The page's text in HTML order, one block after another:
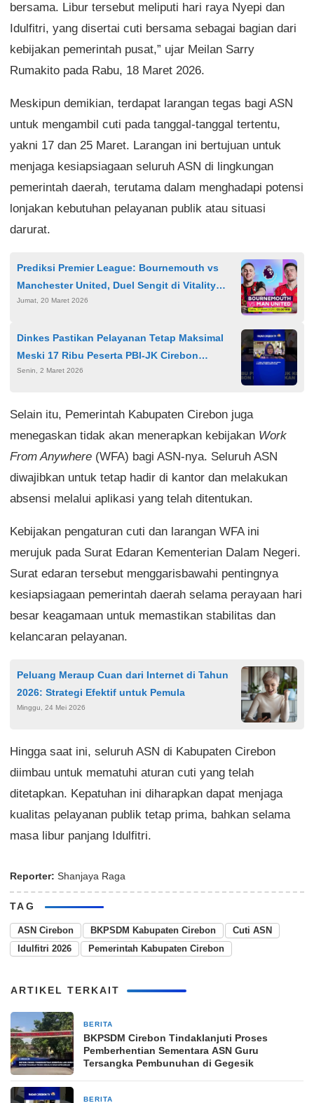
bersama. Libur tersebut meliputi hari raya Nyepi dan
Idulfitri, yang disertai cuti bersama sebagai bagian dari
kebijakan pemerintah pusat,” ujar Meilan Sarry
Rumakito pada Rabu, 18 Maret 2026.
Meskipun demikian, terdapat larangan tegas bagi ASN
untuk mengambil cuti pada tanggal-tanggal tertentu,
yakni 17 dan 25 Maret. Larangan ini bertujuan untuk
menjaga kesiapsiagaan seluruh ASN di lingkungan
pemerintah daerah, terutama dalam menghadapi potensi
lonjakan kebutuhan pelayanan publik atau situasi
darurat.
Prediksi Premier League: Bournemouth vs
Manchester United, Duel Sengit di Vitality
Stadium Berpotensi Hujan Gol
Jumat, 20 Maret 2026
Dinkes Pastikan Pelayanan Tetap Maksimal
Meski 17 Ribu Peserta PBI-JK Cirebon
Dinonaktifkan
Senin, 2 Maret 2026
Selain itu, Pemerintah Kabupaten Cirebon juga
menegaskan tidak akan menerapkan kebijakan Work
From Anywhere (WFA) bagi ASN-nya. Seluruh ASN
diwajibkan untuk tetap hadir di kantor dan melakukan
absensi melalui aplikasi yang telah ditentukan.
Kebijakan pengaturan cuti dan larangan WFA ini
merujuk pada Surat Edaran Kementerian Dalam Negeri.
Surat edaran tersebut menggarisbawahi pentingnya
kesiapsiagaan pemerintah daerah selama perayaan hari
besar keagamaan untuk memastikan stabilitas dan
kelancaran pelayanan.
Peluang Meraup Cuan dari Internet di Tahun
2026: Strategi Efektif untuk Pemula
Minggu, 24 Mei 2026
Hingga saat ini, seluruh ASN di Kabupaten Cirebon
diimbau untuk mematuhi aturan cuti yang telah
ditetapkan. Kepatuhan ini diharapkan dapat menjaga
kualitas pelayanan publik tetap prima, bahkan selama
masa libur panjang Idulfitri.
Reporter: Shanjaya Raga
TAG
ASN Cirebon BKPSDM Kabupaten Cirebon
Cuti ASN
Idulfitri 2026
Pemerintah Kabupaten Cirebon
ARTIKEL TERKAIT
BERITA
BKPSDM Cirebon Tindaklanjuti Proses
Pemberhentian Sementara ASN Guru
Tersangka Pembunuhan di Gegesik
BERITA